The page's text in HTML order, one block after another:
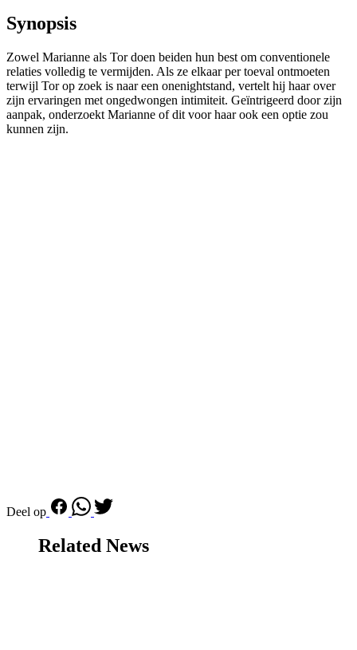
Synopsis
Zowel Marianne als Tor doen beiden hun best om conventionele
relaties volledig te vermijden. Als ze elkaar per toeval ontmoeten
terwijl Tor op zoek is naar een onenightstand, vertelt hij haar over
zijn ervaringen met ongedwongen intimiteit. Geïntrigeerd door zijn
aanpak, onderzoekt Marianne of dit voor haar ook een optie zou
kunnen zijn.
Deel op
Related News